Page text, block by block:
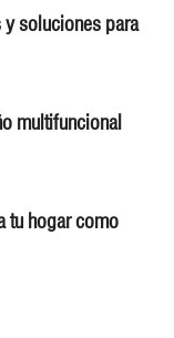
soluciones para
multifuncional
tu hogar como